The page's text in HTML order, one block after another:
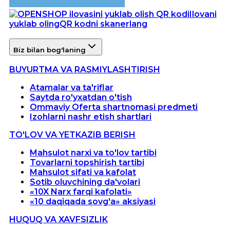
Ilovani
yuklab olingQR kodni skanerlang
Biz bilan bog'laning
BUYURTMA VA RASMIYLASHTIRISH
Atamalar va ta'riflar
Saytda ro'yxatdan o'tish
Ommaviy Oferta shartnomasi predmeti
Izohlarni nashr etish shartlari
TO'LOV VA YETKAZIB BERISH
Mahsulot narxi va to'lov tartibi
Tovarlarni topshirish tartibi
Mahsulot sifati va kafolat
Sotib oluvchining da'volari
«10X Narx farqi kafolati»
«10 daqiqada sovg'a» aksiyasi
HUQUQ VA XAVFSIZLIK